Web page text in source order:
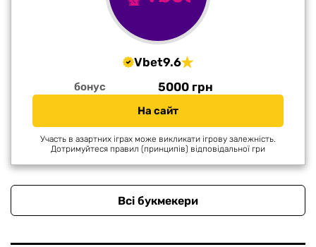
Vbet9.6
бонус 5000 грн
На сайт
Участь в азартних іграх може викликати ігрову залежність.
Дотримуйтеся правил (принципів) відповідальної гри
Всі букмекери